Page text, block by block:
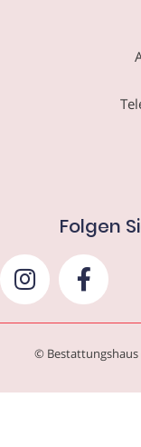
Folgen
© Bestattungshaus